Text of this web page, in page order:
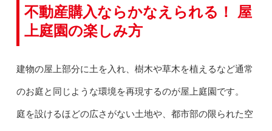
不動産購入ならかなえられる！ 屋
上庭園の楽しみ方
建物の屋上部分に土を入れ、樹木や草木を植えるなど通常
のお庭と同じような環境を再現するのが屋上庭園です。
庭を設けるほどの広さがない土地や、都市部の限られた空